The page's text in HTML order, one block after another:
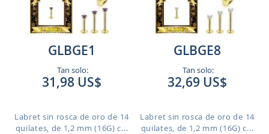
GLBGE1
Tan solo:
31,98 US$
Labret sin rosca de oro de 14
quilates, de 1,2 mm (16G) c...
GLBGE8
Tan solo:
32,69 US$
Labret sin rosca de oro de 14
quilates, de 1,2 mm (16G) c...